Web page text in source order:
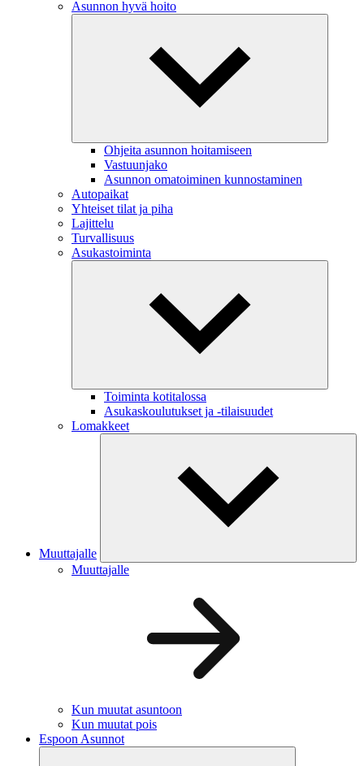
Asunnon hyvä hoito
Ohjeita asunnon hoitamiseen
Vastuunjako
Asunnon omatoiminen kunnostaminen
Autopaikat
Yhteiset tilat ja piha
Lajittelu
Turvallisuus
Asukastoiminta
Toiminta kotitalossa
Asukaskoulutukset ja -tilaisuudet
Lomakkeet
Muuttajalle
Muuttajalle
Kun muutat asuntoon
Kun muutat pois
Espoon Asunnot